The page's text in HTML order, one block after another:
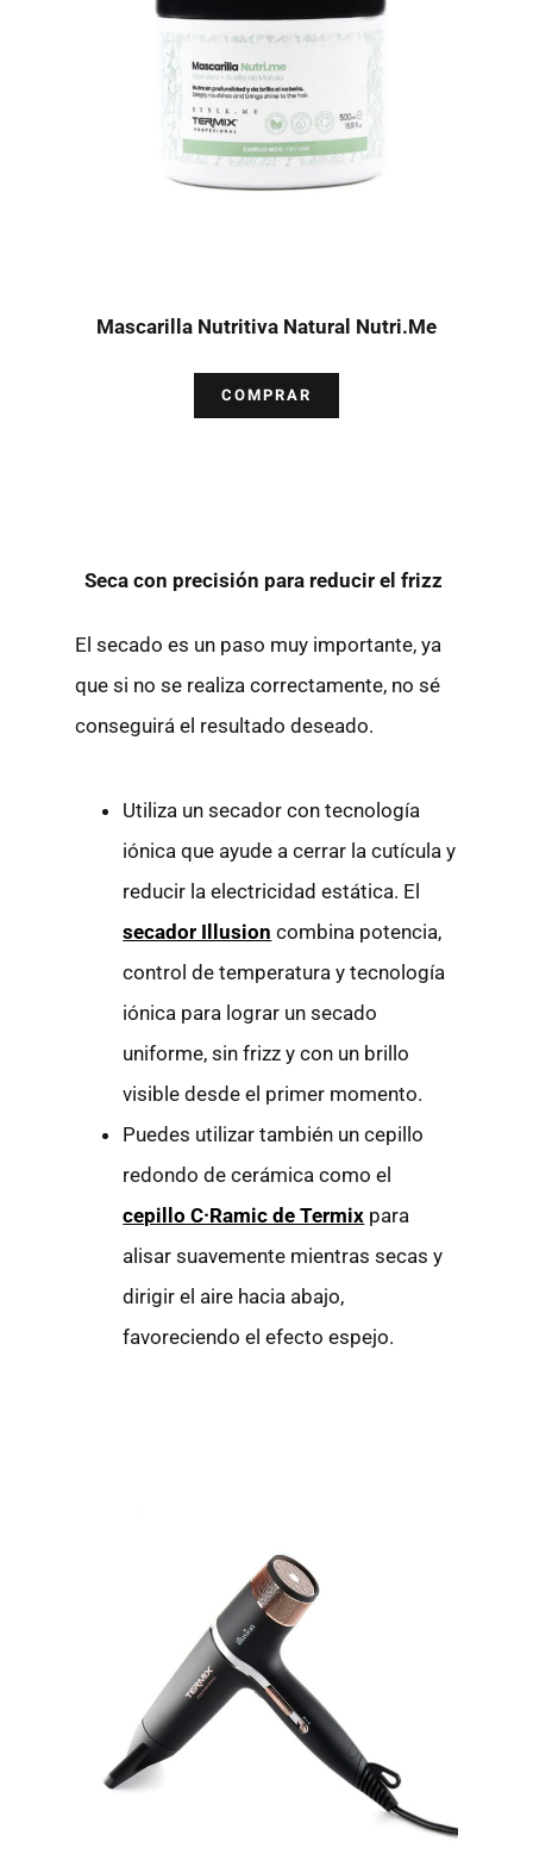
Mascarilla Nutritiva Natural Nutri.Me
COMPRAR
Seca con precisión para reducir el frizz
El secado es un paso muy importante, ya
que si no se realiza correctamente, no sé
conseguirá el resultado deseado.
Utiliza un secador con tecnología
iónica que ayude a cerrar la cutícula y
reducir la electricidad estática. El
secador Illusion combina potencia,
control de temperatura y tecnología
iónica para lograr un secado
uniforme, sin frizz y con un brillo
visible desde el primer momento.
Puedes utilizar también un cepillo
redondo de cerámica como el
cepillo C·Ramic de Termix para
alisar suavemente mientras secas y
dirigir el aire hacia abajo,
favoreciendo el efecto espejo.